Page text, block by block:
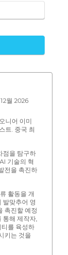
월 2026
니어 이미
트. 중국 최
점을 탐구하
기술의 혁
전을 촉진하
활동을 개
발맞추어 영
촉진할 예정
통해 제작자,
를 육성하
키는 것을